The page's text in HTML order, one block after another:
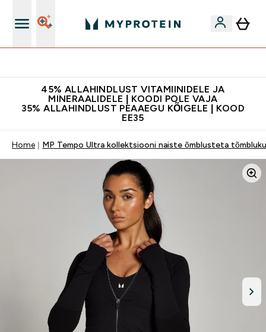
45% ALLAHINDLUST VITAMIINIDELE JA
MINERAALIDELE | KOODI POLE VAJA
35% ALLAHINDLUST PEAAEGU KÕIGELE | KOOD
EE35
Home MP Tempo Ultra kollektsiooni naiste õmblusteta